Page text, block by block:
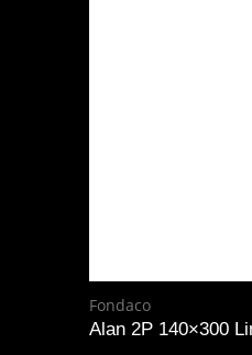
Fondaco
Alan 2P 140×300